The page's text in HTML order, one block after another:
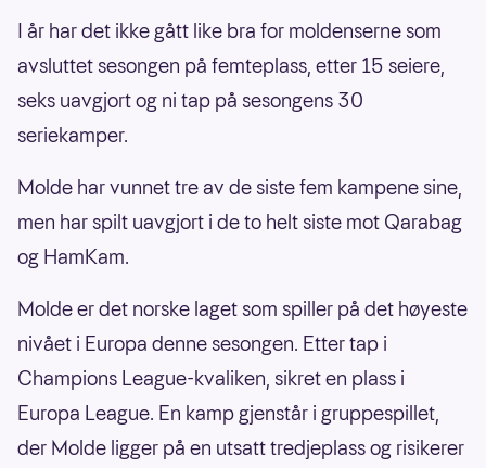
I år har det ikke gått like bra for moldenserne som
avsluttet sesongen på femteplass, etter 15 seiere,
seks uavgjort og ni tap på sesongens 30
seriekamper.
Molde har vunnet tre av de siste fem kampene sine,
men har spilt uavgjort i de to helt siste mot Qarabag
og HamKam.
Molde er det norske laget som spiller på det høyeste
nivået i Europa denne sesongen. Etter tap i
Champions League-kvaliken, sikret en plass i
Europa League. En kamp gjenstår i gruppespillet,
der Molde ligger på en utsatt tredjeplass og risikerer